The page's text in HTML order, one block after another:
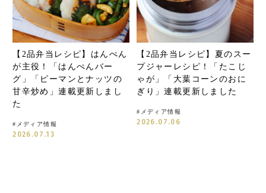
【2品弁当レシピ】はんぺん
が主役！「はんぺんバー
グ」「ピーマンとナッツの
甘辛炒め」連載更新しまし
た
# メディア情報
2026.07.13
【2品弁当レシピ】夏のスー
プジャーレシピ！「たこじ
ゃが」「大葉コーンのおに
ぎり」連載更新しました
# メディア情報
2026.07.06